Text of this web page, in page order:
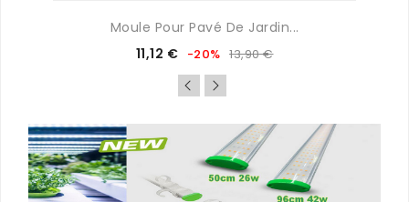
Moule Pour Pavé De Jardin...
Prix
11,12 € Prix
de
base
-20% 13,90 €